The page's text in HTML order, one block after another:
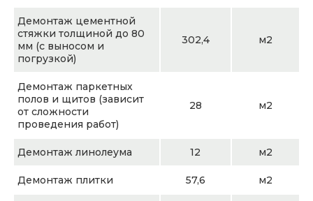
Демонтаж цементной
стяжки толщиной до 80
мм (с выносом и
погрузкой)
302,4 м2
Демонтаж паркетных
полов и щитов (зависит
от сложности
проведения работ)
28 м2
Демонтаж линолеума 12 м2
Демонтаж плитки 57,6 м2